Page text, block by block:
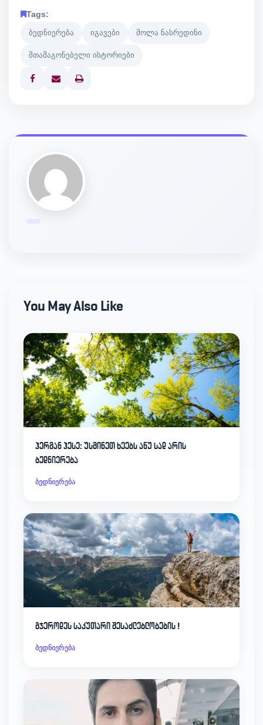
Tags:
ბედნიერება იგავები მოლა ნასრედინი
შთამაგონებელი ისტორიები
Print
You May Also Like
ჰერმან ჰესე: უსმინეთ ხეებს ანუ სად არის
ბედნიერება
ბედნიერება
გჯეროდეს საკუთარი შესაძლებლობების !
ბედნიერება